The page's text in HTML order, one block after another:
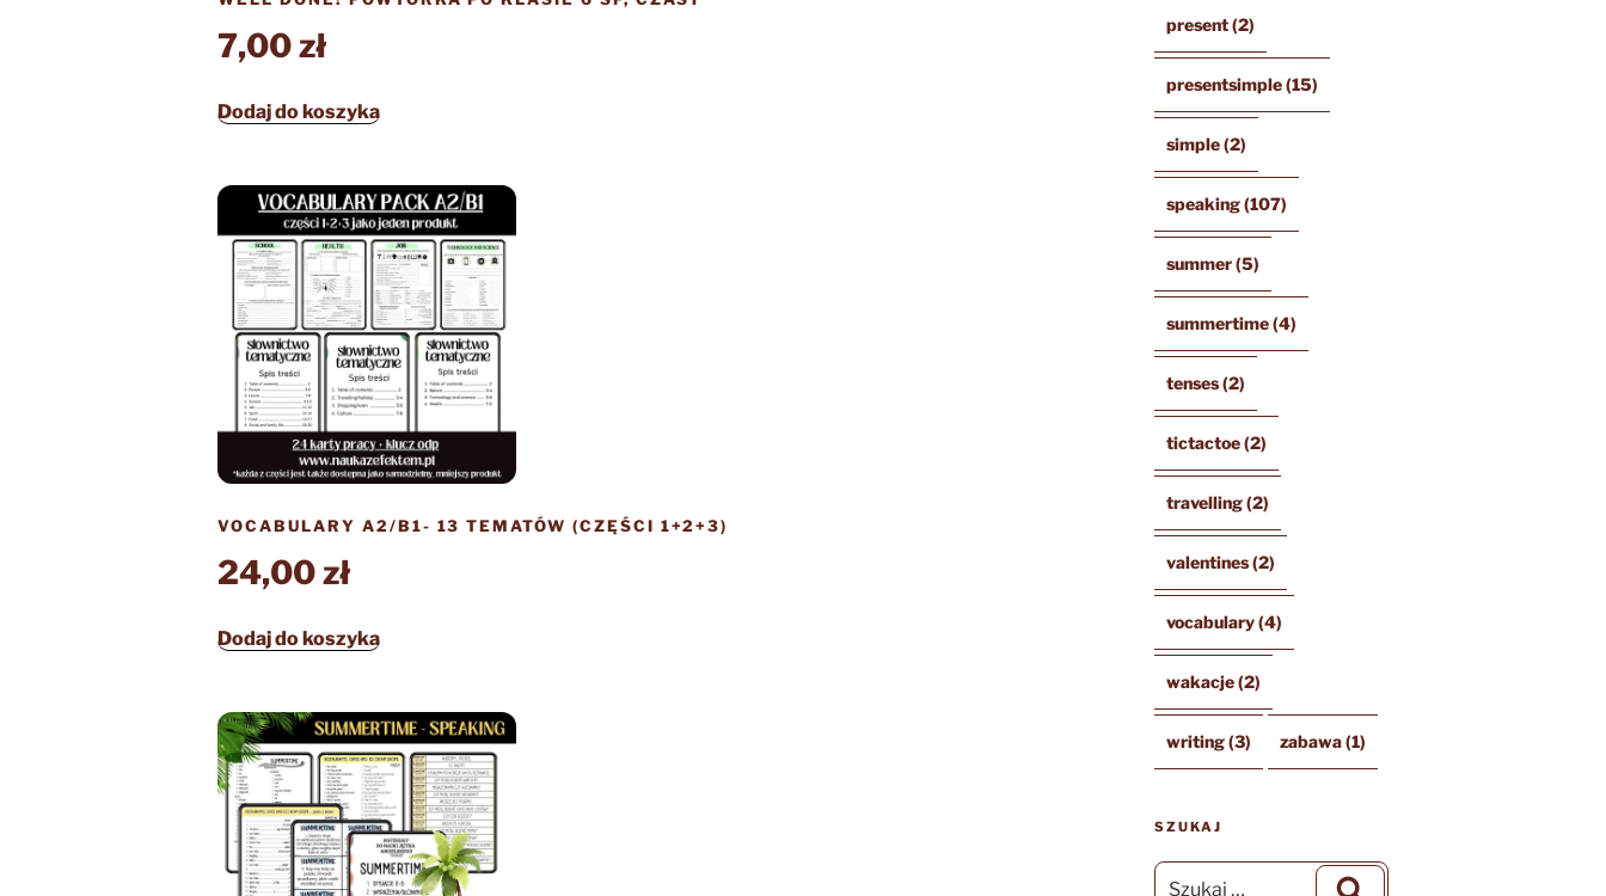
7,00zł
Dodaj do koszyka
VOCABULARY A2/B1- 13 TEMATÓW (CZĘŚCI 1+2+3)
24,00zł
Dodaj do koszyka
present(2)
presentsimple(15)
simple(2)
speaking(107)
summer(5)
summertime(4)
tenses(2)
tictactoe(2)
travelling(2)
valentines(2)
vocabulary(4)
wakacje(2)
writing(3) zabawa(1)
SZUKAJ
Szukaj: